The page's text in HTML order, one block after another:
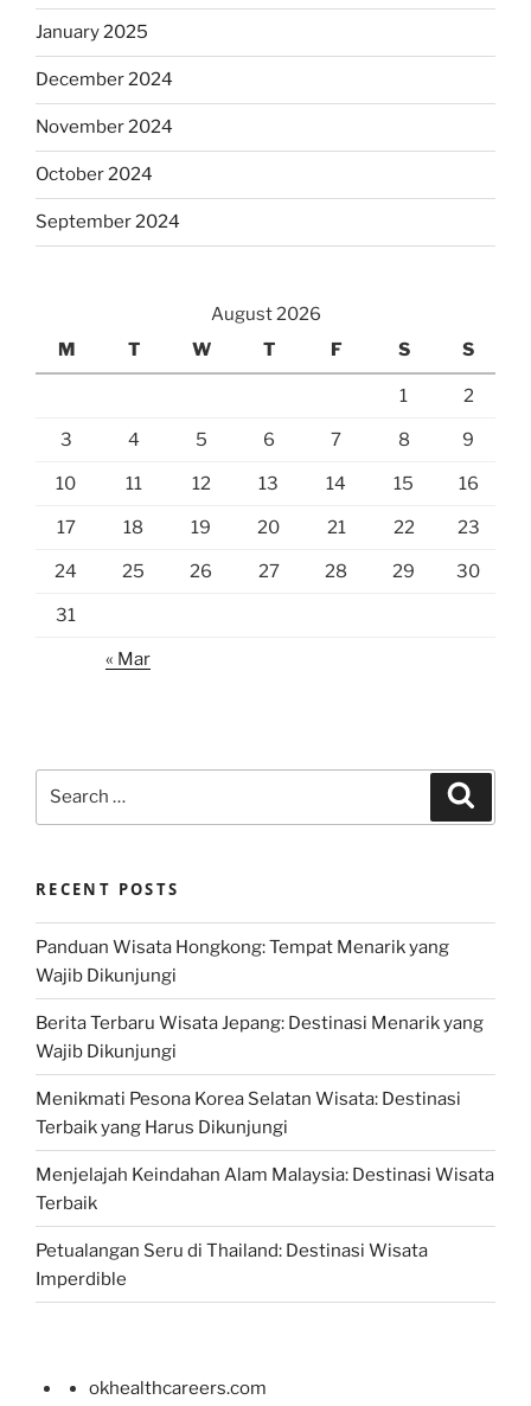
January 2025
December 2024
November 2024
October 2024
September 2024
August 2026
M
T W T F S S
1 2
3 4 5 6 7 8 9
10 11 12 13 14 15 16
17 18 19 20 21 22 23
24 25 26 27 28 29 30
31
« Mar
RECENT POSTS
Panduan Wisata Hongkong: Tempat Menarik yang
Wajib Dikunjungi
Berita Terbaru Wisata Jepang: Destinasi Menarik yang
Wajib Dikunjungi
Menikmati Pesona Korea Selatan Wisata: Destinasi
Terbaik yang Harus Dikunjungi
Menjelajah Keindahan Alam Malaysia: Destinasi Wisata
Terbaik
Petualangan Seru di Thailand: Destinasi Wisata
Imperdible
okhealthcareers.com